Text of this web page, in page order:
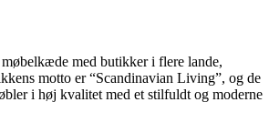
med butikker i flere lande,
motto er “Scandinavian Living”, og de
i høj kvalitet med et stilfuldt og moderne